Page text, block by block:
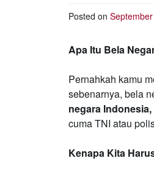
Posted on
Apa Itu Bela
Pernahkah kamu
sebenarnya, bela
negara
cuma TNI atau
Kenapa Kita